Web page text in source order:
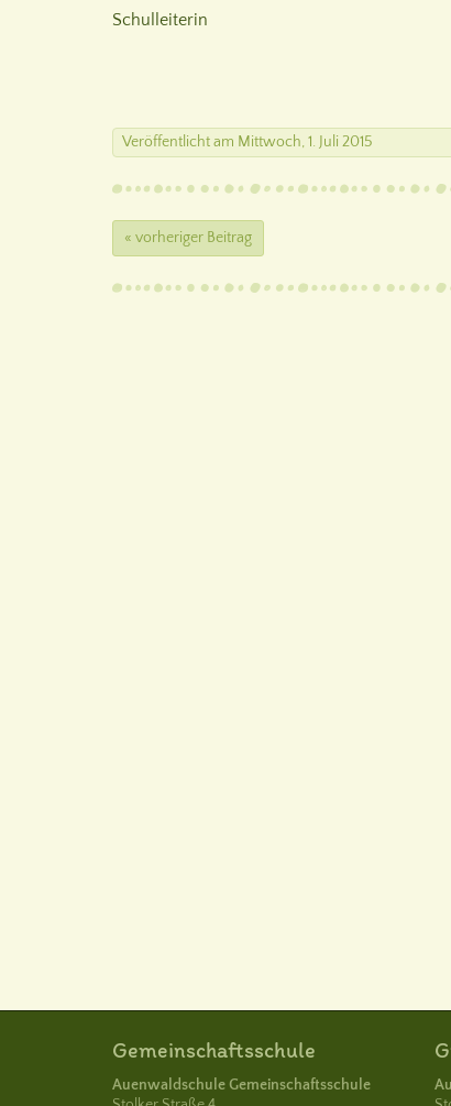
Schulleiterin
Veröffentlichtam Mittwoch, 1. Juli 2015
« vorheriger Beitrag
Gemeinschaftsschule
Auenwaldschule Gemeinschaftsschule